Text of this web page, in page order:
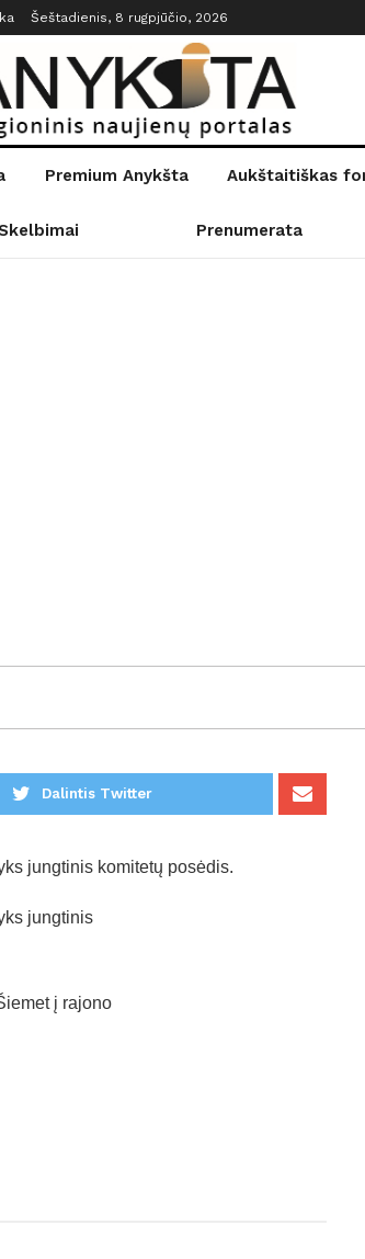
Šeštadienis, 8 rugpjūčio, 2026
Premium Anykšta Aukštaitiškas
Prenumerata
Dalintis Twitter
jungtinis komitetų posėdis.
jungtinis
į rajono